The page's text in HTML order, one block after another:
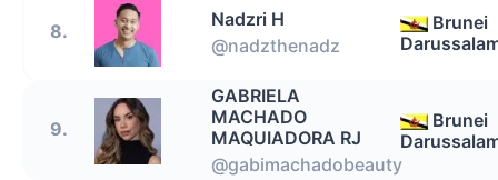
8.
Nadzri H
@nadzthenadz
Brunei
9.
GABRIELA
MACHADO
MAQUIADORA RJ
@gabimachadobeauty
Brunei